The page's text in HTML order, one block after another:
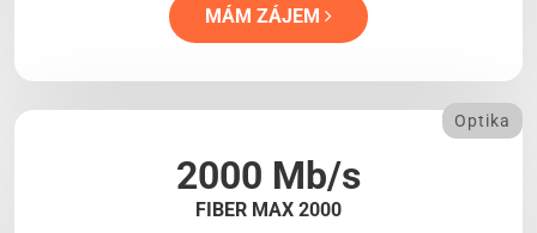
MÁM ZÁJEM
2000 Mb/s
FIBER MAX 2000
Optika